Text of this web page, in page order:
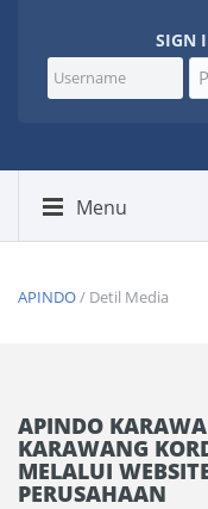
SIGN
Menu
APINDO/ Detil Media
APINDO
KARAWANG
MELALUI
PERUSAHAAN